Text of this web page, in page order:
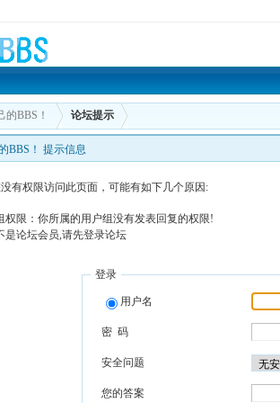
的BBS！ 论坛提示
BBS！ 提示信息
有权限访问此页面，可能有如下几个原因:
权限：你所属的用户组没有发表回复的权限!
是论坛会员,请先登录论坛
登录
用户名
密 码
安全问题
您的答案